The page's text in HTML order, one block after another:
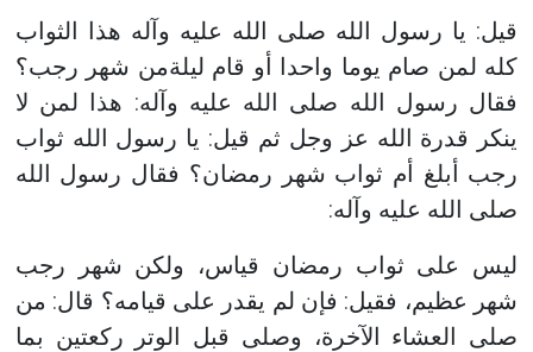
قيل: يا رسول الله صلى الله عليه وآله هذا الثواب
كله لمن صام يوما واحدا أو قام ليلةمن شهر رجب؟
فقال رسول الله صلى الله عليه وآله: هذا لمن لا
ينكر قدرة الله عز وجل ثم قيل: يا رسول الله ثواب
رجب أبلغ أم ثواب شهر رمضان؟ فقال رسول الله
صلى الله عليه وآله:
ليس على ثواب رمضان قياس، ولكن شهر رجب
شهر عظيم، فقيل: فإن لم يقدر على قيامه؟ قال: من
صلى العشاء الآخرة، وصلى قبل الوتر ركعتين بما